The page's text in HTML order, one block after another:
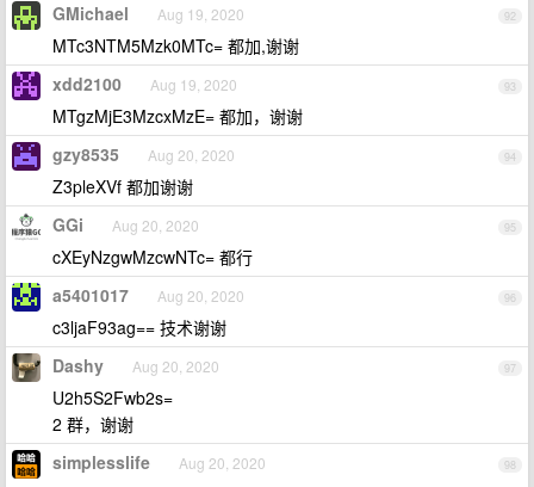
92
GMichael Aug 19, 2020
MTc3NTM5Mzk0MTc= 都加,谢谢
93
xdd2100 Aug 19, 2020
MTgzMjE3MzcxMzE= 都加，谢谢
94
gzy8535 Aug 20, 2020
Z3pleXVf 都加谢谢
95
GGi Aug 20, 2020
cXEyNzgwMzcwNTc= 都行
96
a5401017 Aug 20, 2020
c3ljaF93ag== 技术谢谢
97
Dashy Aug 20, 2020
U2h5S2Fwb2s=
2 群，谢谢
98
simplesslife Aug 20, 2020